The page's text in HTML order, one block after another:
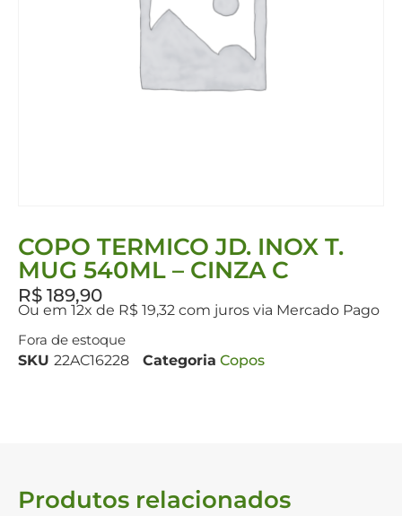
COPO TERMICO JD. INOX T.
MUG 540ML – CINZA C
R$ 189,90
Ou em 12x de R$ 19,32 com juros via Mercado Pago
Fora de estoque
SKU 22AC16228 Categoria Copos
Produtos relacionados